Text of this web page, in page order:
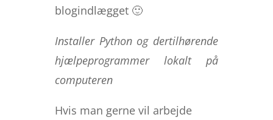
blogindlægget 🙂
Installer Python og dertilhørende
hjælpeprogrammer lokalt på
computeren
Hvis man gerne vil arbejde